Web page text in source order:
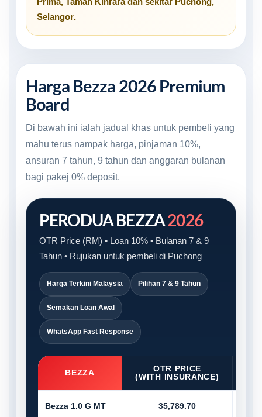
Selangor.
Harga Bezza 2026 Premium
Board
Di bawah ini ialah jadual khas untuk pembeli yang
mahu terus nampak harga, pinjaman 10%,
ansuran 7 tahun, 9 tahun dan anggaran bulanan
bagi pakej 0% deposit.
PERODUA BEZZA2026
OTR Price (RM) • Loan 10% • Bulanan 7 & 9
Tahun • Rujukan untuk pembeli di Puchong
Harga Terkini Malaysia Pilihan 7 & 9 Tahun
Semakan Loan Awal
WhatsApp Fast Response
BEZZA
OTR PRICE
(WITH INSURANCE)
Bezza 1.0 G MT 35,789.70